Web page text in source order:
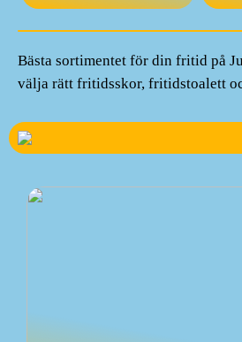
Bästa sortimentet för din fritid på
välja rätt fritidsskor, fritidstoalett